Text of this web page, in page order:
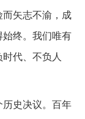
而矢志不渝，成
始终。我们唯有
代、不负人
历史决议。百年